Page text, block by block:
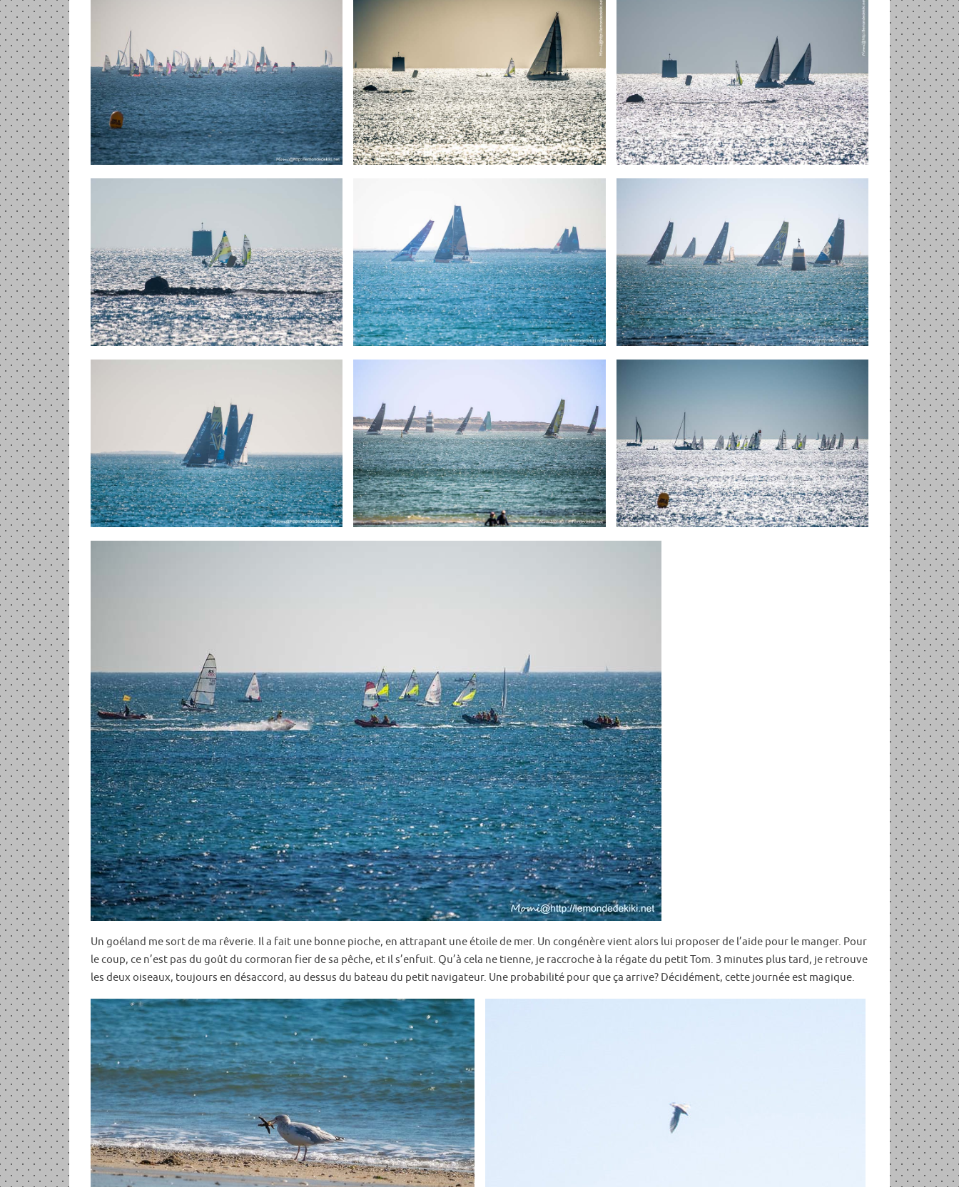
Un goéland me sort de ma rêverie. Il a fait une bonne pioche, en attrapant une étoile de mer. Un congénère vient alors lui proposer de l’aide pour le manger. Pour
le coup, ce n’est pas du goût du cormoran fier de sa pêche, et il s’enfuit. Qu’à cela ne tienne, je raccroche à la régate du petit Tom. 3 minutes plus tard, je retrouve
les deux oiseaux, toujours en désaccord, au dessus du bateau du petit navigateur. Une probabilité pour que ça arrive? Décidément, cette journée est magique.